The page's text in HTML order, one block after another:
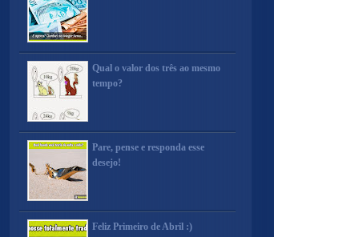
Qual o valor dos três ao mesmo
tempo?
Pare, pense e responda esse
desejo!
Feliz Primeiro de Abril :)